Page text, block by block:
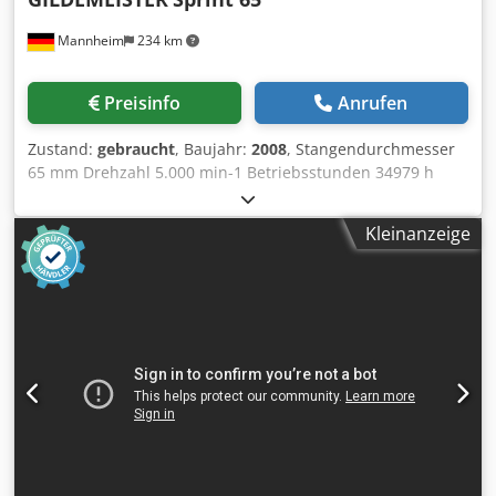
Werkzeugstationen: 12 Werkzeugaufnahmeschaft (DIN
Teilkreisdurchmesser: 370 mm Anzahl angetriebener
Werkzeuge: 12 Antriebsleistung max. 100 %
Einschaltdauer: 10,5 Nm Drehzahlbereich: 4500 U/min
Reitstock Reitstock-Verfahrweg: 580 mm Reitstockkraft: 8
kN Reitstockaufnahme: MT 5 Eilganggeschwindigkeit Z2: 6
m/min Teilegenauigkeit bei der Positionierung: =/< 10 mm
Hydraulik Inhalt: 40 l Pumpenleistung: 2,2 kW Max. Druck:
80 bar Druck für Spanneinheit, Reitstock: 10-60 bar
400 V Frequenz: 50 Hz Sicherungen (träge/VDE 0100) perm:
80 A Dwjdpsya Iirsfx Aqrsa Spannungsschwankungen bei
400 V: 6 % - 10 % Maschinenabmessungen Abmessungen
Mannheim 234 km
Preisinfo Anrufen
Zustand: gebraucht, Baujahr: 2008, Stangendurchmesser
65 mm Drehzahl 5.000 min-1 Betriebsstunden 34979 h
Spindelstunden 72260 h Steuerung FANUC 310 i
Maschinengewicht ca. 8800 kg Raumbedarf ca.
4500x1990x2300 mm Anzahl der gesteuerten Spindel(C-
Achsen): 2 Anzahl der gesteuerten Achsen: 8 Anzahl der
Kanäle: 3 Max. Stangendurchmesser: 65 mm Bohrung in
DER W2-ACHSE DER GEGENSPINDEL Hub: 690 mm Eilgang:
30 m/min Max. Beschleunigung: 5 m/s² Nennkraft: 2.400 N
DATEN DER X1-ACHSE Hub: 165 mm Eilgang: 40 m/min
Kleinanzeige